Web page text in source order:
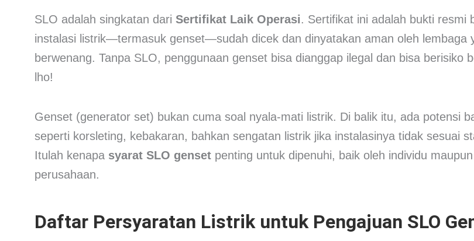
SLO adalah singkatan dari Sertifikat Laik Operasi. Sertifikat ini adalah bukti resmi
instalasi listrik—termasuk genset—sudah dicek dan dinyatakan aman oleh lembaga
berwenang. Tanpa SLO, penggunaan genset bisa dianggap ilegal dan bisa berisiko
lho!
Genset (generator set) bukan cuma soal nyala-mati listrik. Di balik itu, ada potensi
seperti korsleting, kebakaran, bahkan sengatan listrik jika instalasinya tidak sesuai
Itulah kenapa syarat SLO gensetpenting untuk dipenuhi, baik oleh individu maupun
perusahaan.
Daftar Persyaratan Listrik untuk Pengajuan SLO